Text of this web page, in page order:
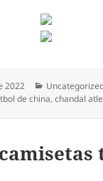
2022 Categorías
de china,chandal